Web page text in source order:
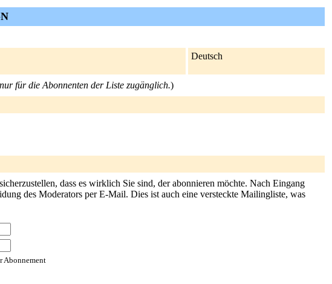
Deutsch
für die Abonnenten der Liste zugänglich.)
dass es wirklich Sie sind, der abonnieren möchte. Nach Eingang
des Moderators per E-Mail. Dies ist auch eine versteckte Mailingliste, was
Abonnement